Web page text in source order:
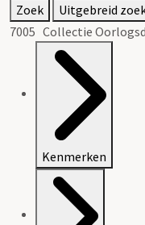
Zoek
Uitgebreid
7005 Collectie
Kenmerken